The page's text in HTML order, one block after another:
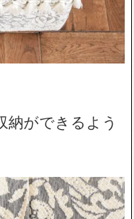
納ができるよう